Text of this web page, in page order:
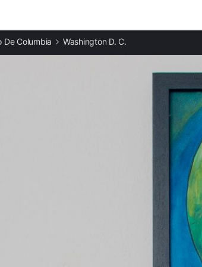
Casas rurales en Filadelfia
Casas rurales en Jersey City
De Columbia Washington D. C.